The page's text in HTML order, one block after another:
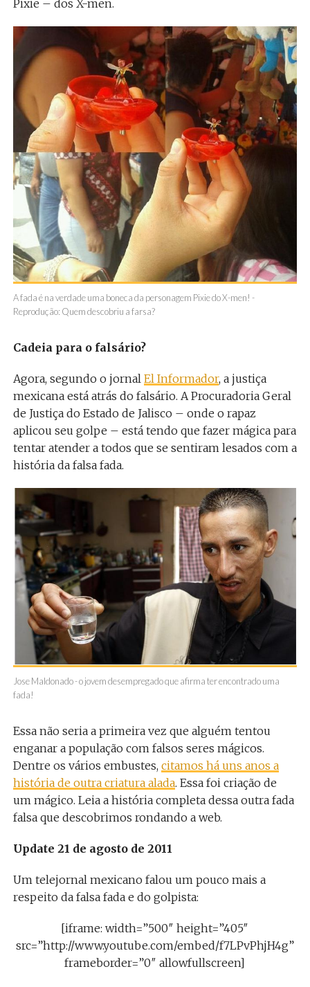
Pixie – dos X-men.
A fada é na verdade uma boneca da personagem Pixie do X-men! -
Reprodução: Quem descobriu a farsa?
Cadeia para o falsário?
Agora, segundo o jornal El Informador, a justiça
mexicana está atrás do falsário. A Procuradoria Geral
de Justiça do Estado de Jalisco – onde o rapaz
aplicou seu golpe – está tendo que fazer mágica para
tentar atender a todos que se sentiram lesados com a
história da falsa fada.
Jose Maldonado - o jovem desempregado que afirma ter encontrado uma
fada!
Essa não seria a primeira vez que alguém tentou
enganar a população com falsos seres mágicos.
Dentre os vários embustes, citamos há uns anos a
história de outra criatura alada. Essa foi criação de
um mágico. Leia a história completa dessa outra fada
falsa que descobrimos rondando a web.
Update 21 de agosto de 2011
Um telejornal mexicano falou um pouco mais a
respeito da falsa fada e do golpista:
[iframe: width=”500″ height=”405″
src=”http://www.youtube.com/embed/f7LPvPhjH4g”
frameborder=”0″ allowfullscreen]